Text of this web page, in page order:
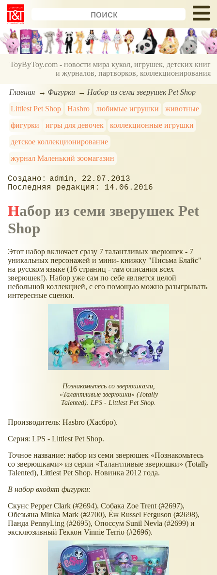
ToyByToy.com - новости мира кукол, игрушек, детских книг
и журналов, партворков, коллекционирования
Главная Фигурки
Набор из семи зверушек Pet Shop
Littlest Pet Shop
Hasbro любимые игрушки
животные
фигурки
игры для девочек
коллекционные игрушки
детское коллекционирование
журнал Маленький зоомагазин
admin
22.07.2013
14.06.2016
Набор из семи зверушек Pet
Shop
Этот набор включает сразу 7 талантливых зверюшек - 7
уникальных персонажей и мини- книжку "Письма Блайс"
на русском языке (16 страниц - там описания всех
зверюшек!). Набор уже сам по себе является целой
небольшой коллекцией, с его помощью можно разыгрывать
интересные сценки.
Познакомьтесь со зверюшками,
Талантливые зверюшки (Totally
Talented). LPS - Littlest Pet Shop.
Производитель: Hasbro (Хасбро).
Серия: LPS - Littlest Pet Shop.
Точное название: набор из семи зверюшек
Познакомьтесь
со зверюшками
из серии Талантливые зверюшки
(Totally
Talented), Littlest Pet Shop. Новинка 2012 года.
В набор входят фигурки:
Скунс Pepper Clark (#2694), Собака Zoe Trent (#2697),
Обезьяна Minka Mark (#2700), Ёж Russel Ferguson (#2698),
Панда PennyLing (#2695), Опоссум Sunil Nevla (#2699) и
эксклюзивный Геккон Vinnie Terrio (#2696).